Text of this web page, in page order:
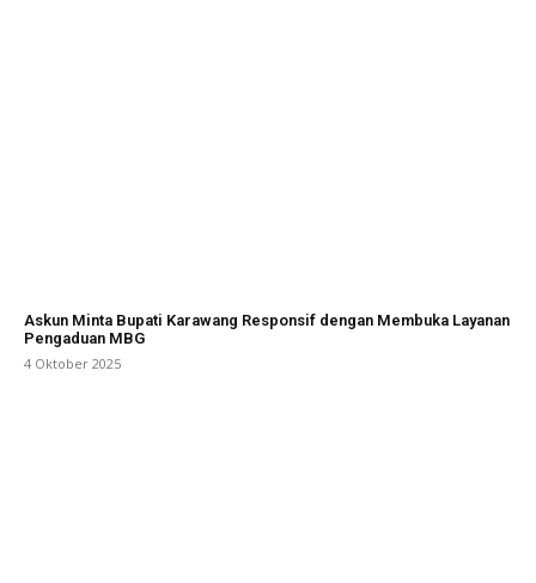
Askun Minta Bupati Karawang Responsif dengan Membuka Layanan
Pengaduan MBG
4 Oktober 2025